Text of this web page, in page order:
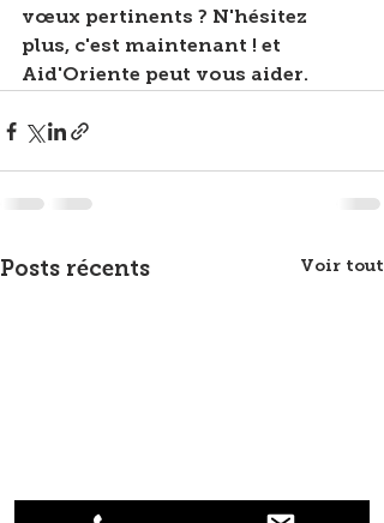
vœux pertinents ? N'hésitez
plus, c'est maintenant ! et
Aid'Oriente peut vous aider.
Posts récents Voir tout